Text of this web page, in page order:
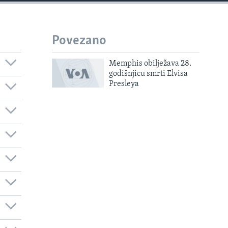
Povezano
Memphis obilježava 28.
godišnjicu smrti Elvisa
Presleya